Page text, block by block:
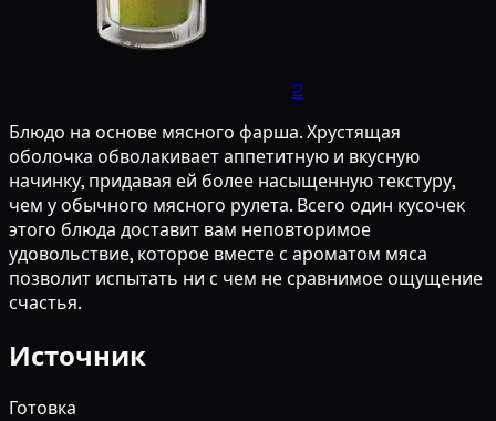
2
Блюдо на основе мясного фарша. Хрустящая
оболочка обволакивает аппетитную и вкусную
начинку, придавая ей более насыщенную текстуру,
чем у обычного мясного рулета. Всего один кусочек
этого блюда доставит вам неповторимое
удовольствие, которое вместе с ароматом мяса
позволит испытать ни с чем не сравнимое ощущение
счастья.
Источник
Готовка